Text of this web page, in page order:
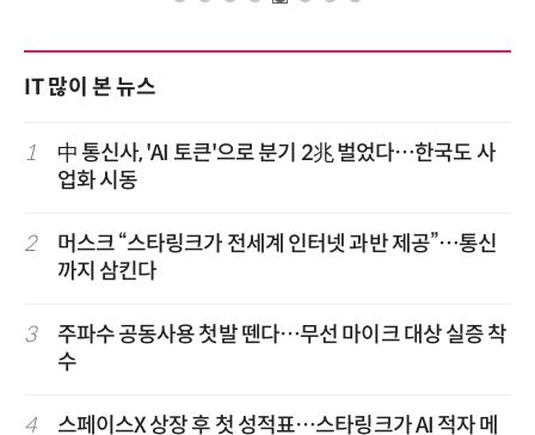
IT 많이 본 뉴스
1
中 통신사, 'AI 토큰'으로 분기 2兆 벌었다…한국도 사
업화 시동
2
머스크 “스타링크가 전세계 인터넷 과반 제공”…통신
까지 삼킨다
3
주파수 공동사용 첫발 뗀다…무선 마이크 대상 실증 착
수
4
스페이스X 상장 후 첫 성적표…스타링크가 AI 적자 메